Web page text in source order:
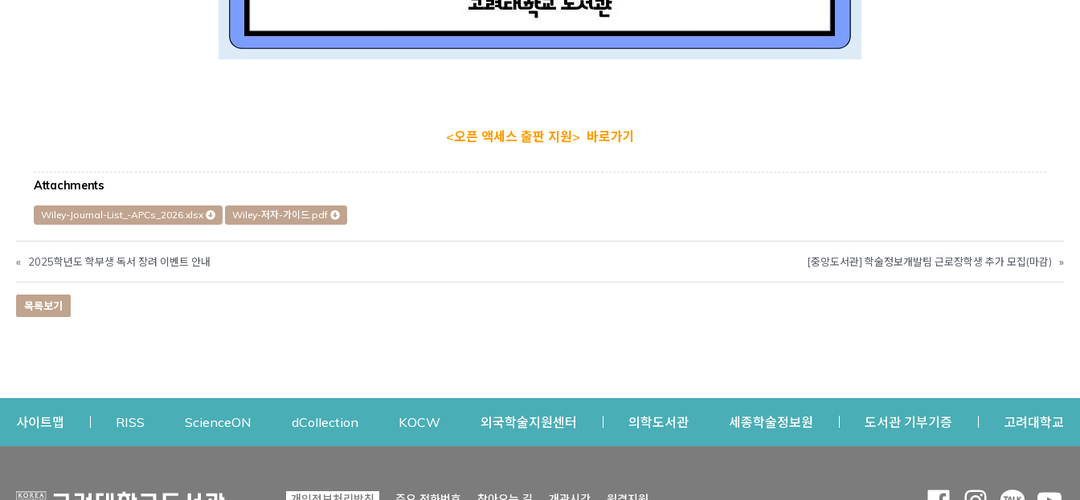
<오픈 액세스 출판 지원> 바로가기
Attachments
Wiley-Journal-List_-APCs_2026.xlsx Wiley-저자-가이드.pdf
« 2025학년도 학부생 독서 장려 이벤트 안내 [중앙도서관] 학술정보개발팀 근로장학생 추가 모집(마감) »
목록보기
사이트맵 RISS Opens a new window
ScienceON Opens a new window
dCollectionOpens a new window
KOCWOpens a new window
외국학술지원센터 Opens a new window
의학도서관Opens a new window
세종학술정보원 Opens a new window
도서관 기부기증 Opens a new
고려대학교
Opens a new window
Opens a new
Opens